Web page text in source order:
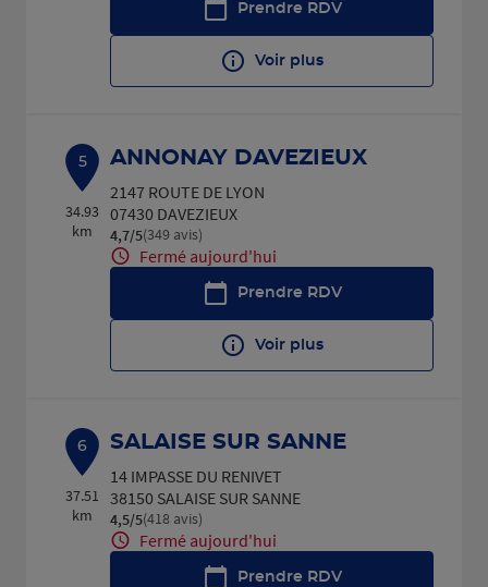
Prendre RDV
Voir plus
5
34.93
km
ANNONAY DAVEZIEUX
2147 ROUTE DE LYON
07430 DAVEZIEUX
4,7/5Note de 4.7 sur 5
(349 avis)
Fermé aujourd'hui
Prendre RDV
Voir plus
6
37.51
km
SALAISE SUR SANNE
14 IMPASSE DU RENIVET
38150 SALAISE SUR SANNE
4,5/5Note de 4.5 sur 5
(418 avis)
Fermé aujourd'hui
Prendre RDV